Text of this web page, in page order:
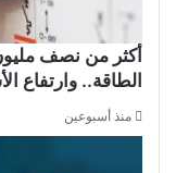
أكثر من نصف
الطاقة.. وارتفاع
منذ أسبوعين